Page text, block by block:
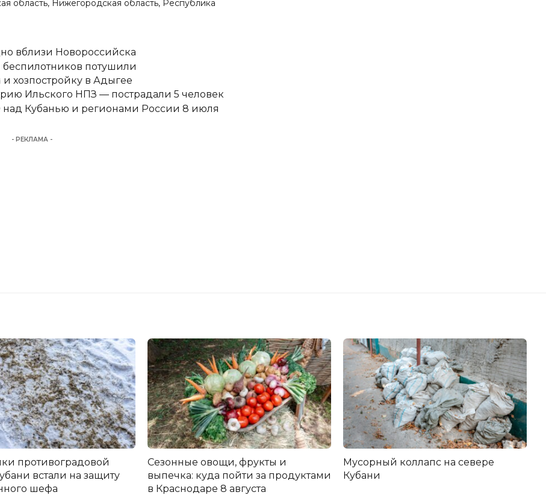
область, Нижегородская область, Республика
вблизи Новороссийска
потушили
хозпостройку в Адыгее
Ильского НПЗ — пострадали 5 человек
Кубанью и регионами России 8 июля
- РЕКЛАМА -
противоградовой
встали на защиту
шефа
Сезонные овощи, фрукты и
выпечка: куда пойти за продуктами
в Краснодаре 8 августа
Мусорный коллапс на севере
Кубани